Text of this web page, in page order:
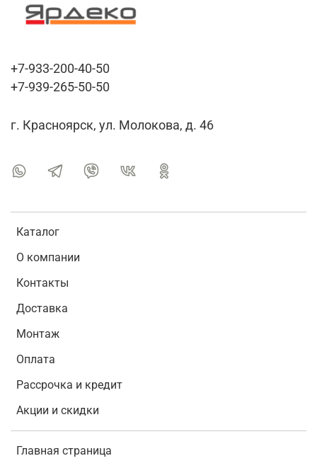
Каталог
О компании
Контакты
Доставка
Монтаж
Оплата
Рассрочка и кредит
Акции и скидки
Главная страница
+7-933-200-40-50
+7-939-265-50-50
г. Красноярск, ул. Молокова, д. 46